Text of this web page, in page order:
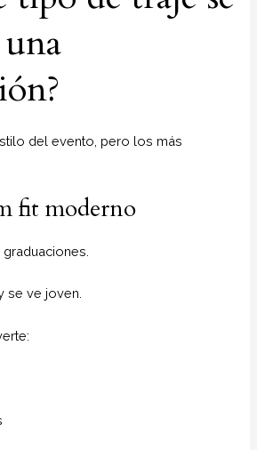
del evento, pero los más
fit moderno
se ve joven.